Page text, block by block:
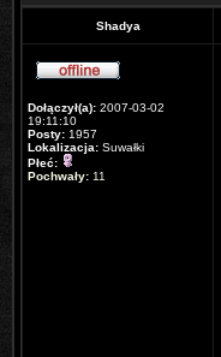
Shadya
Dołączył(a): 2007-03-02
19:11:10
Posty: 1957
Lokalizacja: Suwałki
Płeć:
Pochwały: 11